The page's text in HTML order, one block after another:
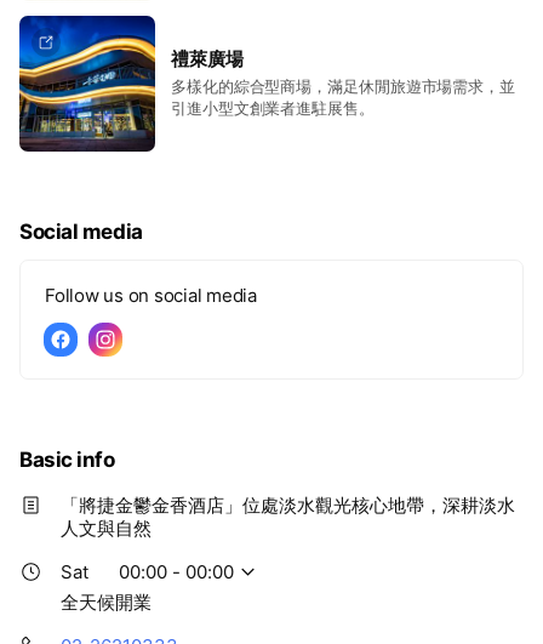
禮萊廣場
多樣化的綜合型商場，滿足休閒旅遊市場需求，並
引進小型文創業者進駐展售。
Social media
Follow us on social media
Basic info
「將捷金鬱金香酒店」位處淡水觀光核心地帶，深耕淡水
人文與自然
Sat
00:00 - 00:00
全天候開業